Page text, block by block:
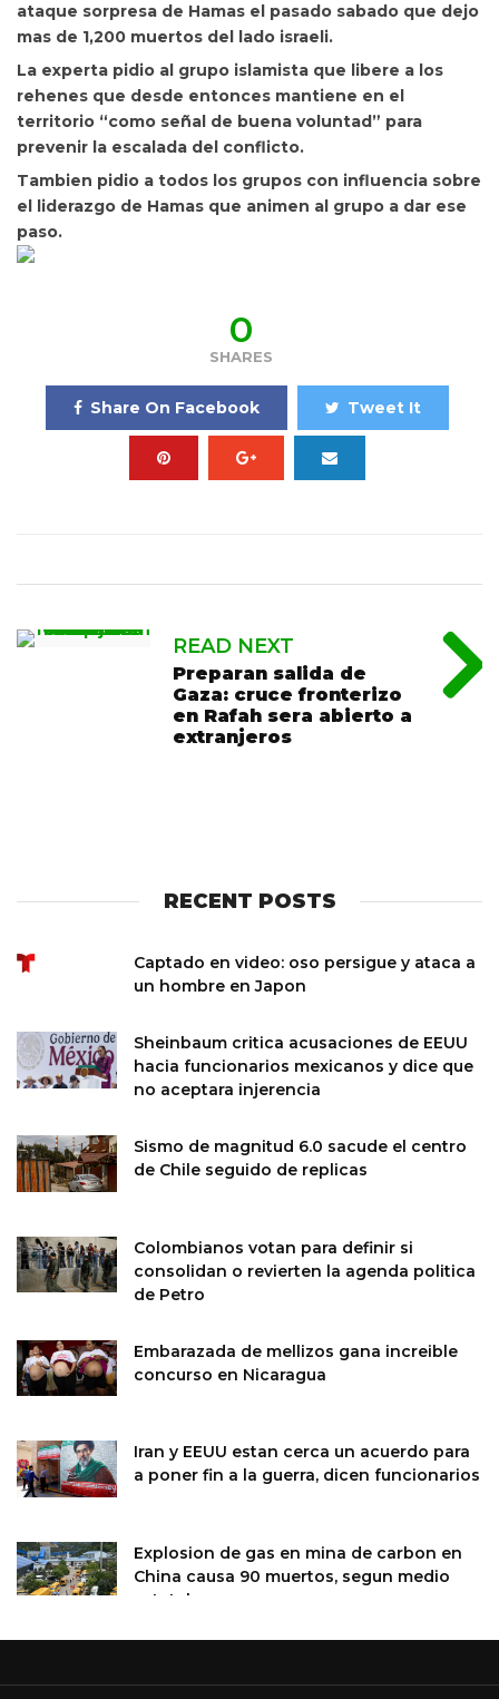
ataque sorpresa de Hamas el pasado sabado que dejo
mas de 1,200 muertos del lado israeli.
La experta pidio al grupo islamista que libere a los
rehenes que desde entonces mantiene en el
territorio “como señal de buena voluntad” para
prevenir la escalada del conflicto.
Tambien pidio a todos los grupos con influencia sobre
el liderazgo de Hamas que animen al grupo a dar ese
paso.
0
SHARES
Share On Facebook Tweet It
READ NEXT
Preparan salida de
Gaza: cruce fronterizo
en Rafah sera abierto a
extranjeros
RECENT POSTS
Captado en video: oso persigue y ataca a
un hombre en Japon
Sheinbaum critica acusaciones de EEUU
hacia funcionarios mexicanos y dice que
no aceptara injerencia
Sismo de magnitud 6.0 sacude el centro
de Chile seguido de replicas
Colombianos votan para definir si
consolidan o revierten la agenda politica
de Petro
Embarazada de mellizos gana increible
concurso en Nicaragua
Iran y EEUU estan cerca un acuerdo para
a poner fin a la guerra, dicen funcionarios
Explosion de gas en mina de carbon en
China causa 90 muertos, segun medio
estatal